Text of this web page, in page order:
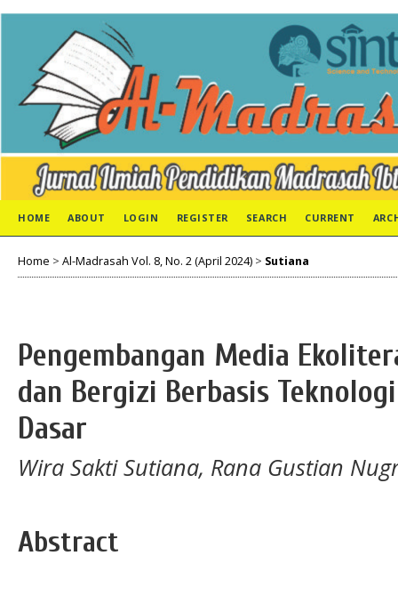
HOME ABOUT LOGIN REGISTER SEARCH CURRENT
Home > Al-Madrasah Vol. 8, No. 2 (April 2024) > Sutiana
Pengembangan Media
dan Bergizi Berbasis
Dasar
Wira Sakti Sutiana, Rana Gustian
Abstract